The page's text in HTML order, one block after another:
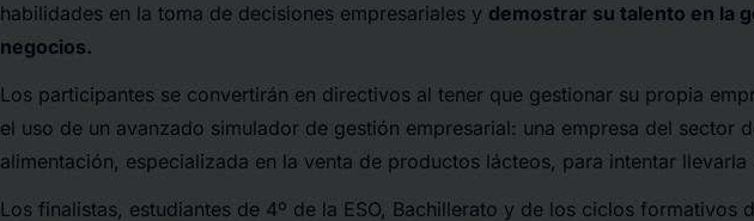
habilidades en la toma de decisiones empresariales y demostrar su talento en la
negocios.
Los participantes se convertirán en directivos al tener que gestionar su propia
el uso de un avanzado simulador de gestión empresarial: una empresa del sector
alimentación, especializada en la venta de productos lácteos, para intentar llevarla
Los finalistas, estudiantes de 4º de la ESO, Bachillerato y de los ciclos formativos